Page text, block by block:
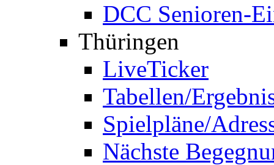
DCC Senioren-
Thüringen
LiveTicker
Tabellen/
Spielpläne/
Nächste